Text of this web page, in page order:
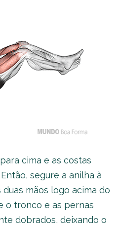
cima e as costas
segure a anilha à
mãos logo acima do
o tronco e as pernas
dobrados, deixando o